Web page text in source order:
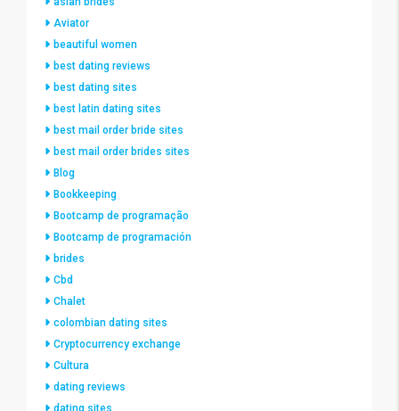
Aviator
beautiful women
best dating reviews
best dating sites
best latin dating sites
best mail order bride sites
best mail order brides sites
Blog
Bookkeeping
Bootcamp de programação
Bootcamp de programación
brides
Cbd
Chalet
colombian dating sites
Cryptocurrency exchange
Cultura
dating reviews
dating sites